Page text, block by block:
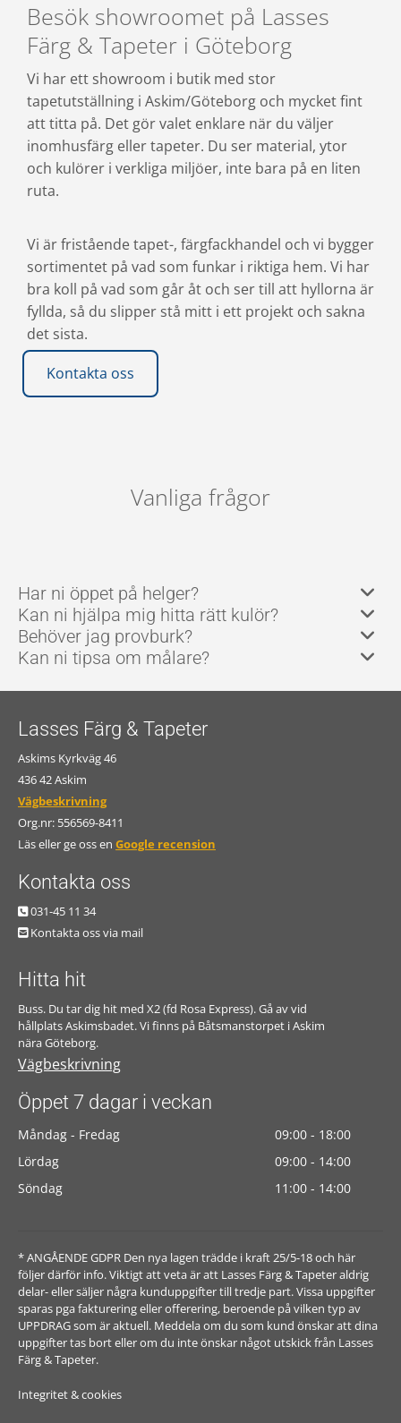
Besök showroomet på Lasses
Färg & Tapeter i Göteborg
Vi har ett showroom i butik med stor
tapetutställning i Askim/Göteborg och mycket fint
att titta på. Det gör valet enklare när du väljer
inomhusfärg eller tapeter. Du ser material, ytor
och kulörer i verkliga miljöer, inte bara på en liten
ruta.
Vi är fristående tapet-, färgfackhandel och vi bygger
sortimentet på vad som funkar i riktiga hem. Vi har
bra koll på vad som går åt och ser till att hyllorna är
fyllda, så du slipper stå mitt i ett projekt och sakna
det sista.
Kontakta oss
Vanliga frågor
Har ni öppet på helger?
Kan ni hjälpa mig hitta rätt kulör?
Behöver jag provburk?
Kan ni tipsa om målare?
Lasses Färg & Tapeter
Askims Kyrkväg 46
436 42 Askim
Vägbeskrivning
Org.nr: 556569-8411
Läs eller ge oss en Google recension
Kontakta oss
031-45 11 34
Kontakta oss via mail
Hitta hit
Buss. Du tar dig hit med X2 (fd Rosa Express). Gå av vid
hållplats Askimsbadet. Vi finns på Båtsmanstorpet i Askim
nära Göteborg.
Vägbeskrivning
Öppet 7 dagar i veckan
Måndag - Fredag
09:00 - 18:00
Lördag
09:00 - 14:00
Söndag
11:00 - 14:00
* ANGÅENDE GDPR Den nya lagen trädde i kraft 25/5-18 och här
följer därför info. Viktigt att veta är att Lasses Färg & Tapeter aldrig
delar- eller säljer några kunduppgifter till tredje part. Vissa uppgifter
sparas pga fakturering eller offerering, beroende på vilken typ av
UPPDRAG som är aktuell. Meddela om du som kund önskar att dina
uppgifter tas bort eller om du inte önskar något utskick från Lasses
Färg & Tapeter.
Integritet & cookies